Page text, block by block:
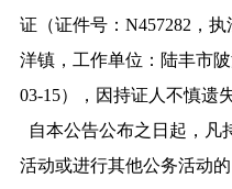
证（证件号：N457282，
洋镇，工作单位：陆丰市
03-15），因持证人不慎遗
自本公告公布之日起，凡
活动或进行其他公务活动